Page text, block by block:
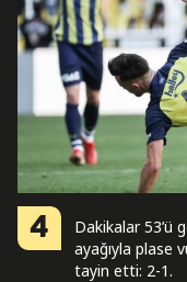
4
Dakikalar 53’ü
ayağıyla plase
tayin etti: 2-1.